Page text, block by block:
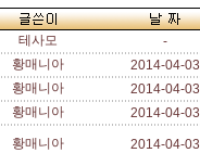
테사모 -
황매니아
2014-04-03
황매니아
2014-04-03
황매니아
2014-04-03
황매니아
2014-04-03